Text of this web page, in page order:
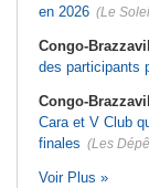
en 2026 (Le
Congo-
des participants
Congo-
Cara et V Club
finales (Les
Voir Plus »